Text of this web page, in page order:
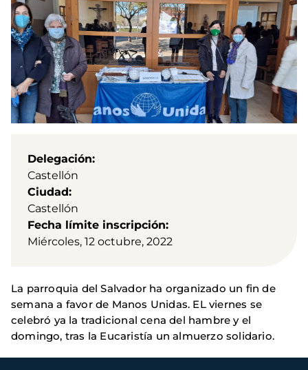
Delegación
Castellón
Ciudad
Castellón
Fecha límite inscripción
Miércoles, 12 octubre, 2022
La parroquia del Salvador ha organizado un fin de
semana a favor de Manos Unidas. EL viernes se
celebró ya la tradicional cena del hambre y el
domingo, tras la Eucaristía un almuerzo solidario.